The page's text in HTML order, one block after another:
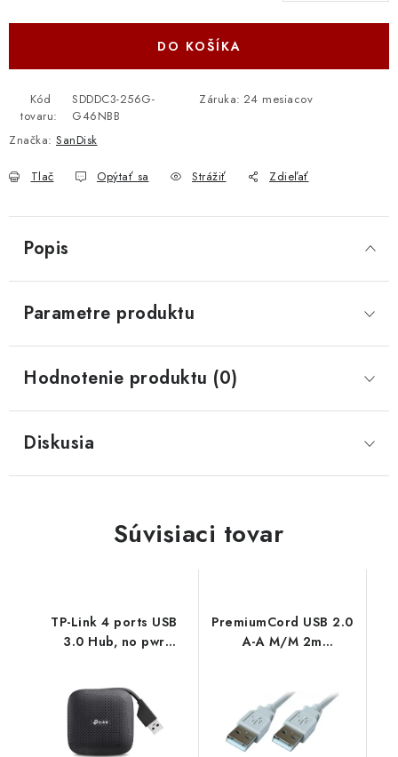
DO KOŠÍKA
Kód
tovaru:
SDDDC3-256G-
G46NBB
Záruka: 24 mesiacov
Značka: SanDisk
Tlač Opýtať sa Strážiť Zdieľať
Popis
Parametre produktu
Hodnotenie produktu (0)
Diskusia
Súvisiaci tovar
TP-Link 4 ports USB
3.0 Hub, no pwr
PremiumCord USB 2.0
A-A M/M 2m